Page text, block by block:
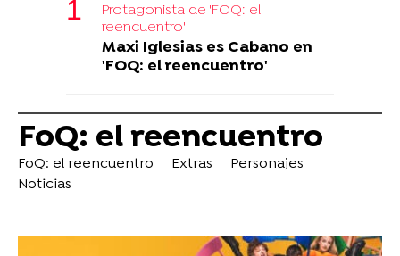
Protagonista de 'FOQ: el
reencuentro'
Maxi Iglesias es Cabano en
'FOQ: el reencuentro'
FoQ: el reencuentro
FoQ: el reencuentro Extras
Personajes
Noticias